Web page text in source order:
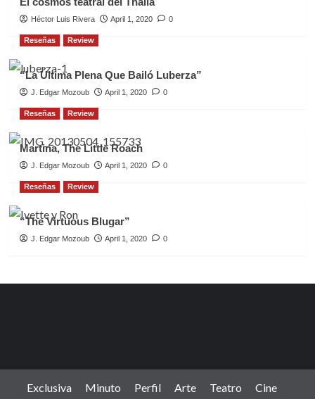
Héctor Luis Rivera April 1, 2020 0
Reseñas Review
“La Última Plena Que Bailó Luberza”
J. Edgar Mozoub April 1, 2020 0
Reseñas Review
Martina, The Little Roach
J. Edgar Mozoub April 1, 2020 0
Reseñas Review
“The Virtuous Blugar”
J. Edgar Mozoub April 1, 2020 0
Exclusiva Minuto Perfil Arte Teatro
Cine